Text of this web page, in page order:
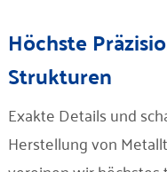
Unternehmen
Kontakt
Höchste
Strukturen
Exakte Details und
Herstellung von